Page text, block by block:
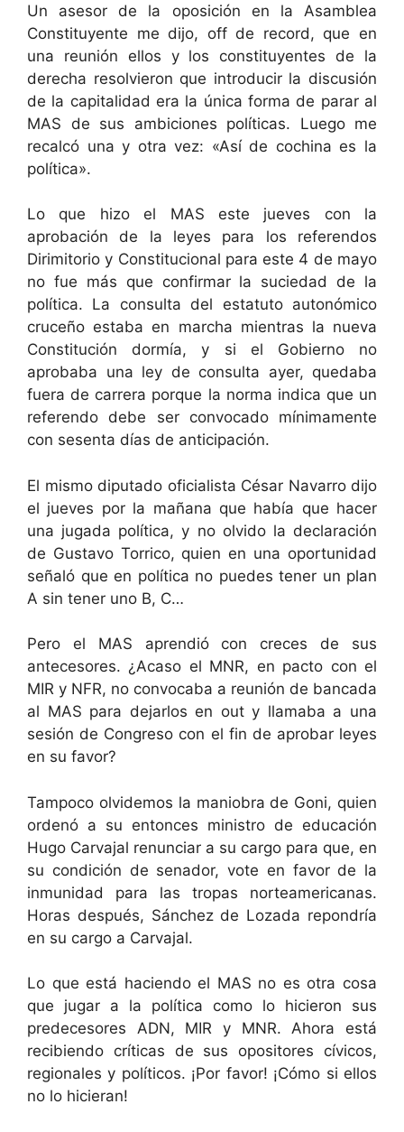
c
e
b
o
o
k
at
s
A
p
p
e
gr
a
m
er
e
st
ai
l
m
p
ar
tir
Un asesor de la oposición en la Asamblea
Constituyente me dijo, off de record, que en
una reunión ellos y los constituyentes de la
derecha resolvieron que introducir la discusión
de la capitalidad era la única forma de parar al
MAS de sus ambiciones políticas. Luego me
recalcó una y otra vez: «Así de cochina es la
política».
Lo que hizo el MAS este jueves con la
aprobación de la leyes para los referendos
Dirimitorio y Constitucional para este 4 de mayo
no fue más que confirmar la suciedad de la
política. La consulta del estatuto autonómico
cruceño estaba en marcha mientras la nueva
Constitución dormía, y si el Gobierno no
aprobaba una ley de consulta ayer, quedaba
fuera de carrera porque la norma indica que un
referendo debe ser convocado mínimamente
con sesenta días de anticipación.
El mismo diputado oficialista César Navarro dijo
el jueves por la mañana que había que hacer
una jugada política, y no olvido la declaración
de Gustavo Torrico, quien en una oportunidad
señaló que en política no puedes tener un plan
A sin tener uno B, C…
Pero el MAS aprendió con creces de sus
antecesores. ¿Acaso el MNR, en pacto con el
MIR y NFR, no convocaba a reunión de bancada
al MAS para dejarlos en out y llamaba a una
sesión de Congreso con el fin de aprobar leyes
en su favor?
Tampoco olvidemos la maniobra de Goni, quien
ordenó a su entonces ministro de educación
Hugo Carvajal renunciar a su cargo para que, en
su condición de senador, vote en favor de la
inmunidad para las tropas norteamericanas.
Horas después, Sánchez de Lozada repondría
en su cargo a Carvajal.
Lo que está haciendo el MAS no es otra cosa
que jugar a la política como lo hicieron sus
predecesores ADN, MIR y MNR. Ahora está
recibiendo críticas de sus opositores cívicos,
regionales y políticos. ¡Por favor! ¡Cómo si ellos
no lo hicieran!